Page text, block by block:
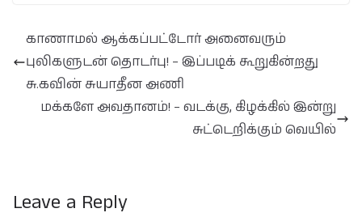
காணாமல் ஆக்கப்பட்டோர் அனைவரும்
புலிகளுடன் தொடர்பு! – இப்படிக் கூறுகின்றது
சு.கவின் சுயாதீன அணி
மக்களே அவதானம்! – வடக்கு, கிழக்கில் இன்று
சுட்டெறிக்கும் வெயில்
Leave a Reply